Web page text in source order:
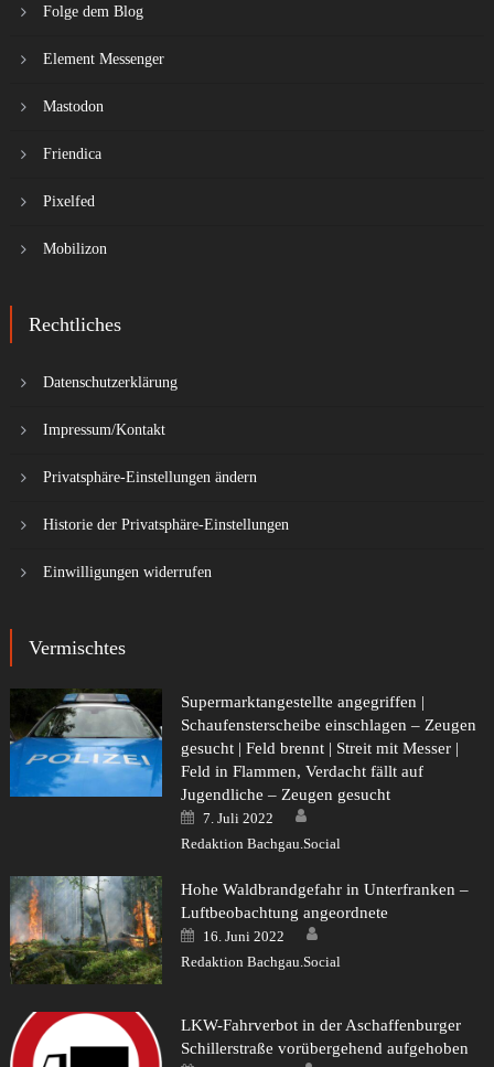
Folge dem Blog
Element Messenger
Mastodon
Friendica
Pixelfed
Mobilizon
Rechtliches
Datenschutzerklärung
Impressum/Kontakt
Privatsphäre-Einstellungen ändern
Historie der Privatsphäre-Einstellungen
Einwilligungen widerrufen
Vermischtes
Supermarktangestellte angegriffen |
Schaufensterscheibe einschlagen – Zeugen
gesucht | Feld brennt | Streit mit Messer |
Feld in Flammen, Verdacht fällt auf
Jugendliche – Zeugen gesucht
Posted
on
7. Juli 2022
Redaktion Bachgau.Social
Hohe Waldbrandgefahr in Unterfranken –
Luftbeobachtung angeordnete
Posted
on
16. Juni 2022
Redaktion Bachgau.Social
LKW-Fahrverbot in der Aschaffenburger
Schillerstraße vorübergehend aufgehoben